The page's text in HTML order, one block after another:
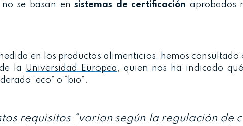
no se basan ensistemas de certificación aprobados
en los productos alimenticios, hemos consultado
la Universidad Europea , quien nos ha indicado
“eco” o “bio”.
requisitos “varían según la regulación de